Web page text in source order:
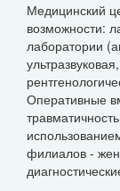
Медицинский
возможности:
лаборатории
Оперативные
филиалов -